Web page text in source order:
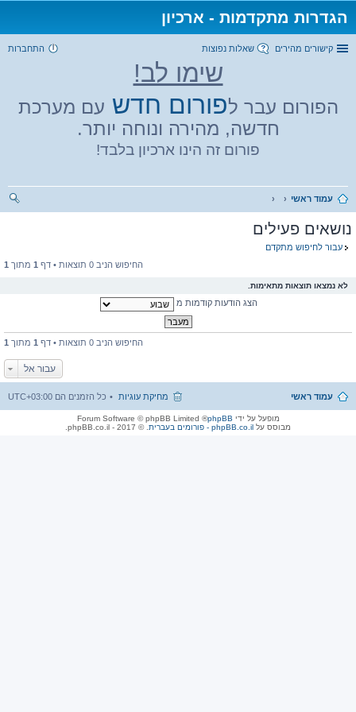
הגדרות מתקדמות - ארכיון
קישורים מהירים שאלות נפוצות התחברות
שימו לב!
הפורום עבר לפורום חדש עם מערכת
חדשה, מהירה ונוחה יותר.
פורום זה הינו ארכיון בלבד!
עמוד ראשי
נושאים פעילים
עבור לחיפוש מתקדם
החיפוש הניב 0 תוצאות • דף
1 מתוך 1
לא נמצאו תוצאות מתאימות.
הצג הודעות קודמות מ
החיפוש הניב 0 תוצאות • דף 1 מתוך 1
עבור אל
עמוד ראשי כל הזמנים הם UTC+03:00 מחיקת עוגיות
מופעל על ידי phpBB
® Forum Software © phpBB Limited
מבוסס על phpBB.co.il - פורומים בעברית . © 2017 - phpBB.co.il.